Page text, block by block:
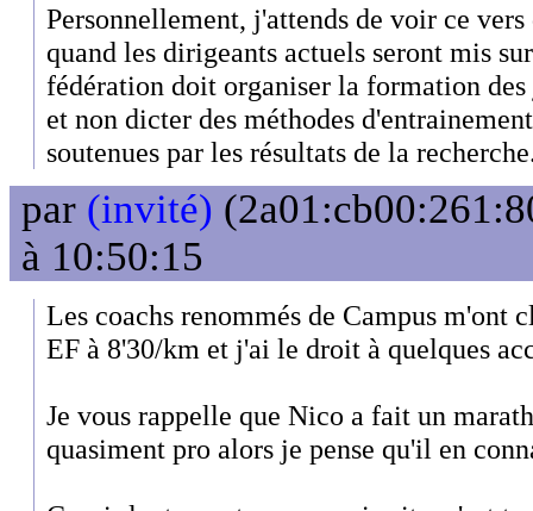
Personnellement, j'attends de voir ce
quand les dirigeants actuels seront mis
fédération doit organiser la formation
et non dicter des méthodes
soutenues par les résultats de la
par (invité)
à 10:50:15
Les coachs renommés de Campus m'ont
EF à 8'30/km et j'ai le droit à quelques
Je vous rappelle que Nico a fait un
quasiment pro alors je pense qu'il en